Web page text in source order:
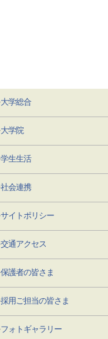
大学総合
大学院
学生生活
社会連携
サイトポリシー
交通アクセス
保護者の皆さま
採用ご担当の皆さま
フォトギャラリー